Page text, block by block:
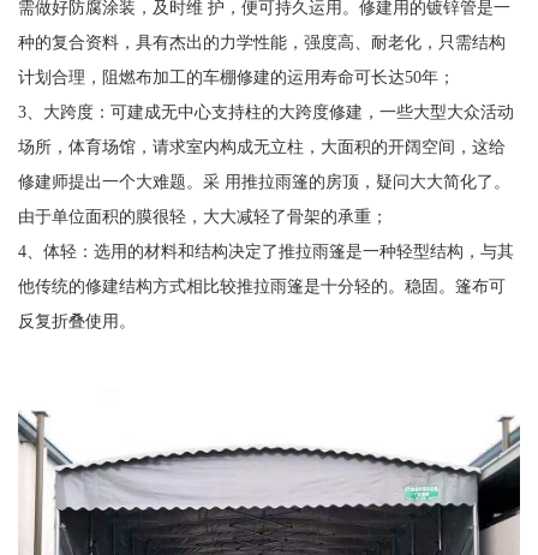
需做好防腐涂装，及时维 护，便可持久运用。修建用的镀锌管是一
种的复合资料，具有杰出的力学性能，强度高、耐老化，只需结构
计划合理，阻燃布加工的车棚修建的运用寿命可长达50年；
3、大跨度：可建成无中心支持柱的大跨度修建，一些大型大众活动
场所，体育场馆，请求室内构成无立柱，大面积的开阔空间，这给
修建师提出一个大难题。采 用推拉雨篷的房顶，疑问大大简化了。
由于单位面积的膜很轻，大大减轻了骨架的承重；
4、体轻：选用的材料和结构决定了推拉雨篷是一种轻型结构，与其
他传统的修建结构方式相比较推拉雨篷是十分轻的。稳固。篷布可
反复折叠使用。